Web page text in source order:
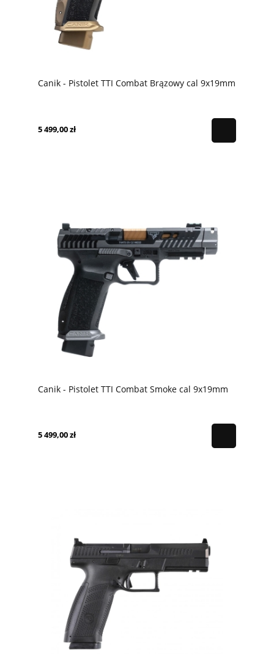
Canik - Pistolet TTI Combat Brązowy cal 9x19mm
5 499,00 zł
Canik - Pistolet TTI Combat Smoke cal 9x19mm
5 499,00 zł